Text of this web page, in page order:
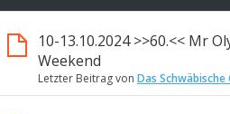
10-13.10.2024 >>60.<< Mr
Weekend
Letzter Beitrag von Das Schwäbische